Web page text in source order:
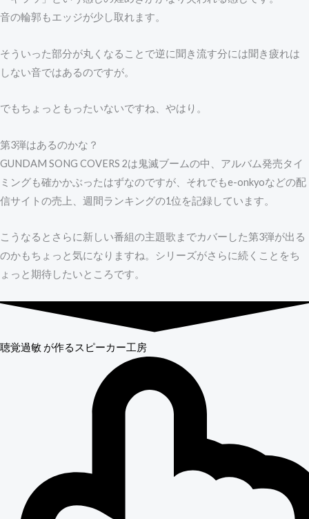
音の輪郭もエッジが少し取れます。
そういった部分が丸くなることで逆に聞き流す分には聞き疲れは
しない音ではあるのですが。
でもちょっともったいないですね、やはり。
第3弾はあるのかな？
GUNDAM SONG COVERS 2は鬼滅ブームの中、アルバム発売タイ
ミングも確かかぶったはずなのですが、それでもe-onkyoなどの配
信サイトの売上、週間ランキングの1位を記録しています。
こうなるとさらに新しい番組の主題歌までカバーした第3弾が出る
のかもちょっと気になりますね。シリーズがさらに続くことをち
ょっと期待したいところです。
聴覚過敏 が作るスピーカー工房